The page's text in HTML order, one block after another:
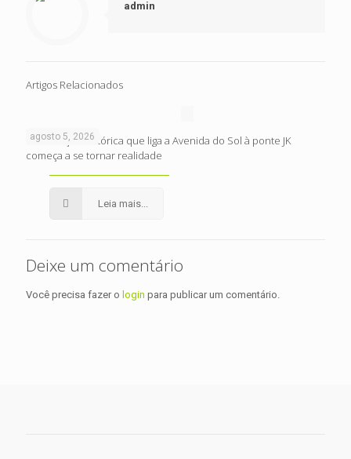
admin
Artigos Relacionados
agosto 5, 2026
Intervenção histórica que liga a Avenida do Sol à ponte JK
começa a se tornar realidade
Leia mais...
Deixe um comentário
Você precisa fazer o login para publicar um comentário.